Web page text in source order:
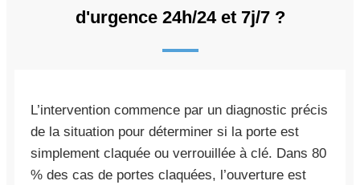
d'urgence 24h/24 et 7j/7 ?
L’intervention commence par un diagnostic précis
de la situation pour déterminer si la porte est
simplement claquée ou verrouillée à clé. Dans 80
% des cas de portes claquées, l’ouverture est